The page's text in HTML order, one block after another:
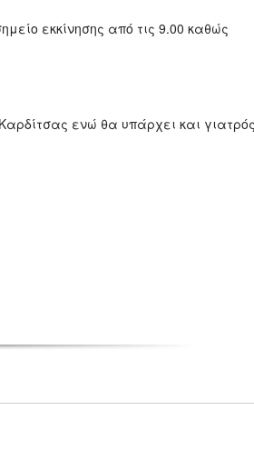
εκκίνησης από τις 9.00 καθώς
ενώ θα υπάρχει και